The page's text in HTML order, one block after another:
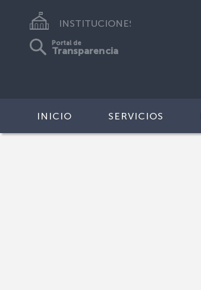
INSTITUCIONES
Portal de
Transparencia
INICIO SERVICIOS